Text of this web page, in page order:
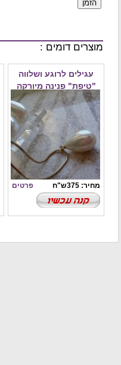
מוצרים דומים :
עגילים לרוגע ושלווה
"טיפת" פנינה מיורקה
פרטים מחיר: 375ש"ח